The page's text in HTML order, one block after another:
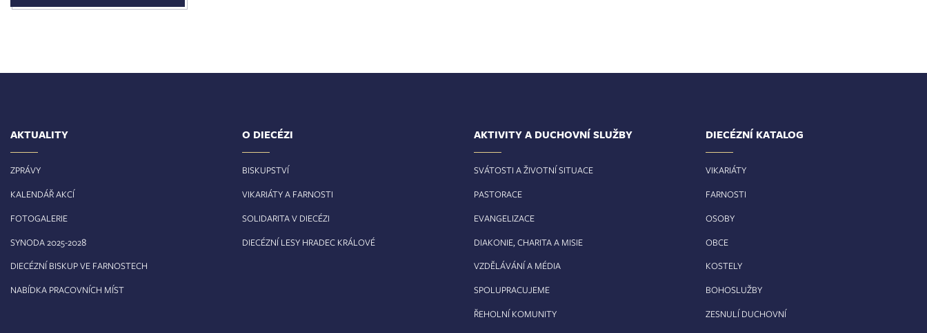
AKTUALITY
ZPRÁVY
KALENDÁŘ AKCÍ
FOTOGALERIE
SYNODA 2025-2028
DIECÉZNÍ BISKUP VE FARNOSTECH
NABÍDKA PRACOVNÍCH MÍST
O DIECÉZI
BISKUPSTVÍ
VIKARIÁTY A FARNOSTI
SOLIDARITA V DIECÉZI
DIECÉZNÍ LESY HRADEC KRÁLOVÉ
AKTIVITY A DUCHOVNÍ SLUŽBY
SVÁTOSTI A ŽIVOTNÍ SITUACE
PASTORACE
EVANGELIZACE
DIAKONIE, CHARITA A MISIE
VZDĚLÁVÁNÍ A MÉDIA
SPOLUPRACUJEME
ŘEHOLNÍ KOMUNITY
DIECÉZNÍ KATALOG
VIKARIÁTY
FARNOSTI
OSOBY
OBCE
KOSTELY
BOHOSLUŽBY
ZESNULÍ DUCHOVNÍ